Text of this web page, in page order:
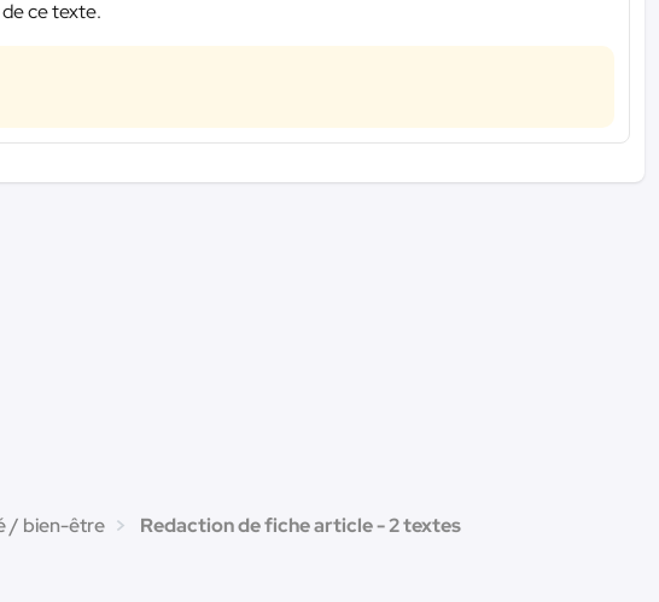
ce texte.
/ bien-être Redaction de fiche article - 2 textes